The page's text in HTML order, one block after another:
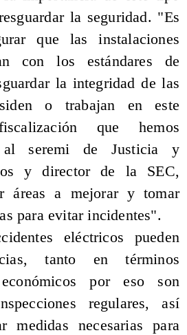
la seguridad. "Es
que las instalaciones
con los estándares de
la integridad de las
o trabajan en este
que hemos
al seremi de Justicia y
y director de la SEC,
áreas a mejorar y tomar
para evitar incidentes".
eléctricos pueden
tanto en términos
por eso son
regulares, así
medidas necesarias para